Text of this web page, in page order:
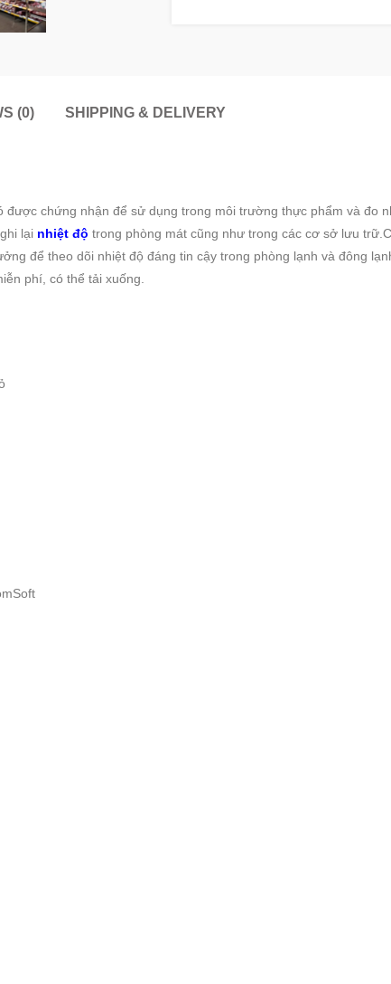
(0) SHIPPING & DELIVERY
được chứng nhận để sử dụng trong môi trường thực phẩm và đo
lại nhiệt độ trong phòng mát cũng như trong các cơ sở lưu trữ.C
để theo dõi nhiệt độ đáng tin cậy trong phòng lạnh và đông
phí, có thể tải xuống.